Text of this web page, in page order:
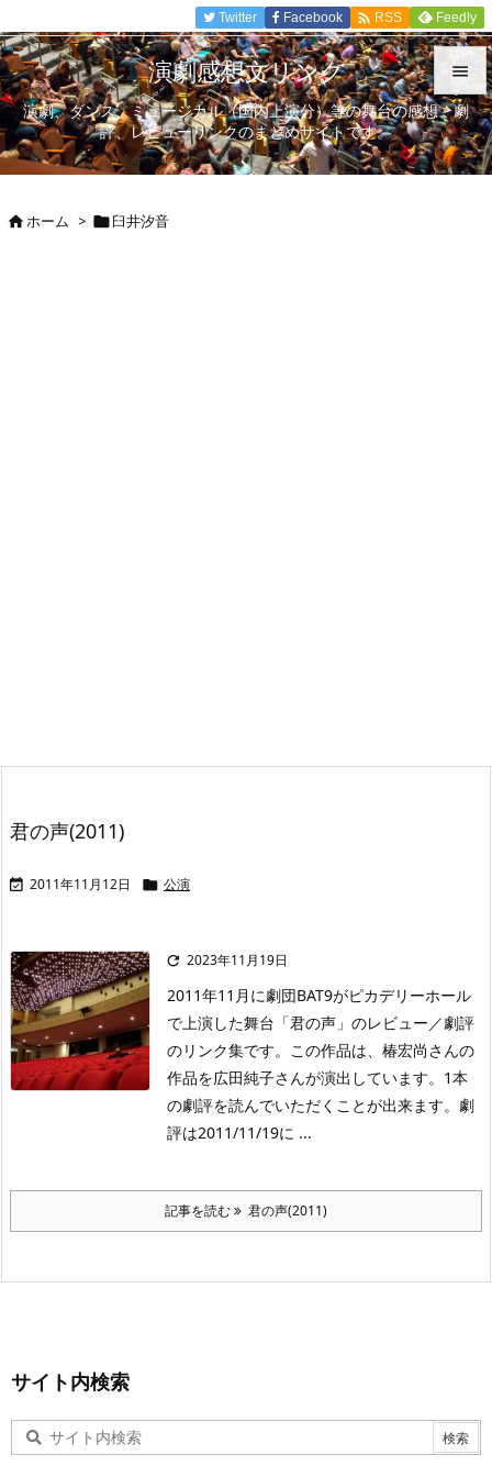


メニュ

Twitter Facebook  RSS Feedly
演劇感想文リンク
演劇、ダンス、ミュージカル（国内上演分）等の舞台の感想、劇
評、レビューリンクのまとめサイトです。
ホーム > 臼井汐音
君の声(2011)
 2011年11月12日  公演
 2023年11月19日
2011年11月に劇団BAT9がピカデリーホール
で上演した舞台「君の声」のレビュー／劇評
のリンク集です。この作品は、椿宏尚さんの
作品を広田純子さんが演出しています。1本
の劇評を読んでいただくことが出来ます。劇
評は2011/11/19に ...
記事を読む 君の声(2011)
サイト内検索